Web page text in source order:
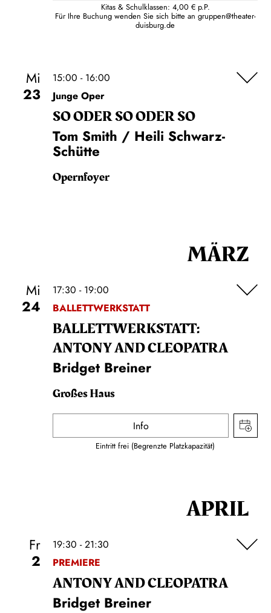
Kitas & Schulklassen: 4,00 € p.P.
Für Ihre Buchung wenden Sie sich bitte an gruppen@theater-
duisburg.de
Mi
23
15:00 - 16:00
Junge Oper
SO ODER SO ODER SO
Tom Smith / Heili Schwarz-
Schütte
Opernfoyer
MÄRZ
Mi
24
17:30 - 19:00
BALLETTWERKSTATT
BALLETT­WERKSTATT:
ANTONY AND CLEOPATRA
Bridget Breiner
Großes Haus
Info
Eintritt frei (Begrenzte Platzkapazität)
APRIL
Fr
2
19:30 - 21:30
PREMIERE
ANTONY AND CLEOPATRA
Bridget Breiner